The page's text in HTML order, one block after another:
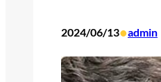
2024/06/13•admin